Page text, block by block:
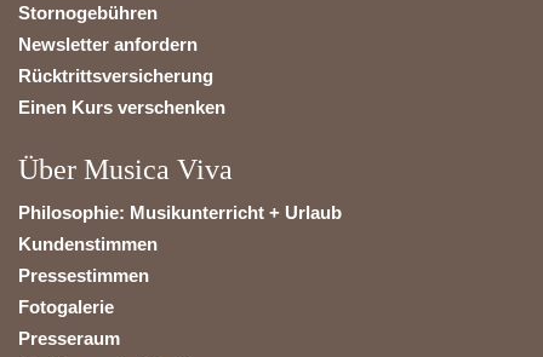
Stornogebühren
Newsletter anfordern
Rücktrittsversicherung
Einen Kurs verschenken
Über Musica Viva
Philosophie: Musikunterricht + Urlaub
Kundenstimmen
Pressestimmen
Fotogalerie
Presseraum